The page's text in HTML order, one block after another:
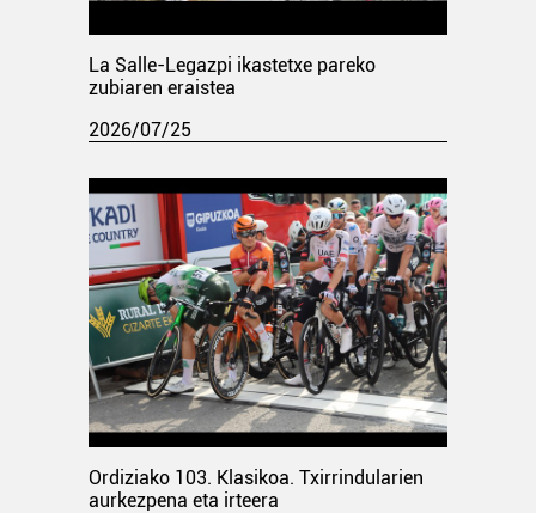
La Salle-Legazpi ikastetxe pareko
zubiaren eraistea
2026/07/25
Ordiziako 103. Klasikoa. Txirrindularien
aurkezpena eta irteera